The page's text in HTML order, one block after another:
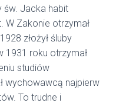
św. Jacka habit
W Zakonie otrzymał
złożył śluby
1931 roku otrzymał
studiów
wychowawcą najpierw
To trudne i